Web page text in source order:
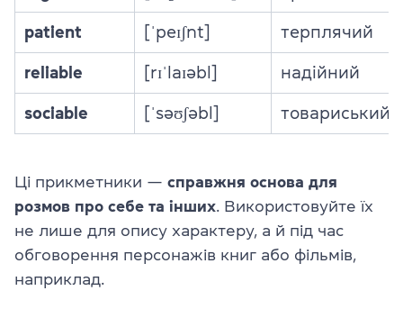
patient [ˈpeɪʃnt] терплячий
reliable [rɪˈlaɪəbl] надійний
sociable [ˈsəʊʃəbl] товариський
Ці прикметники — справжня основа для
розмов про себе та інших . Використовуйте їх
не лише для опису характеру, а й під час
обговорення персонажів книг або фільмів,
наприклад.